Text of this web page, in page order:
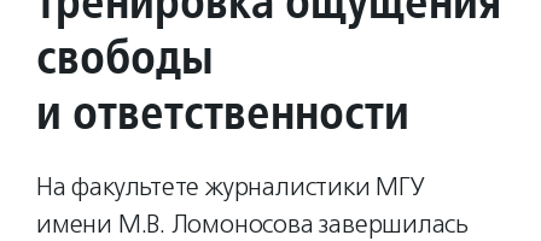
свободы
и ответственности
На факультете журналистики МГУ
имени М.В. Ломоносова завершилась